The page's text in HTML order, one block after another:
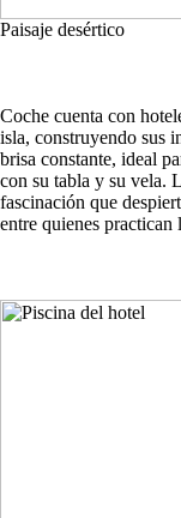
Paisaje desértico
Coche cuenta con
isla, construyendo sus
brisa constante, ideal
con su tabla y su vela.
fascinación que
entre quienes practican